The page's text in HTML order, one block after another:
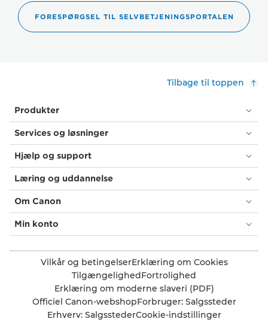
FORESPØRGSEL TIL SELVBETJENINGSPORTALEN
Tilbage til toppen
Produkter
Services og løsninger
Hjælp og support
Læring og uddannelse
Om Canon
Min konto
Vilkår og betingelserErklæring om Cookies
TilgængelighedFortrolighed
Erklæring om moderne slaveri (PDF)
Officiel Canon-webshopForbruger: Salgssteder
Erhverv: SalgsstederCookie-indstillinger